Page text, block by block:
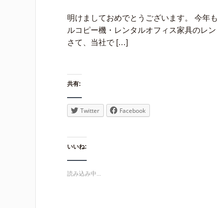
明けましておめでとうございます。 今
ルコピー機・レンタルオフィス家具のレ
さて、当社で […]
共有:
Twitter Facebook
いいね:
読み込み中...